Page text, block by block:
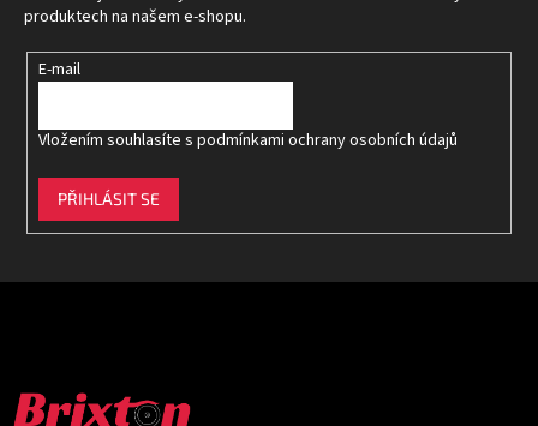
produktech na našem e-shopu.
E-mail
Vložením souhlasíte s podmínkami ochrany osobních údajů
PŘIHLÁSIT SE